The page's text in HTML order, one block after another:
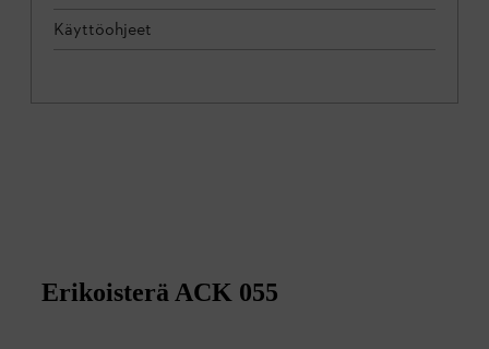
Käyttöohjeet
Erikoisterä ACK 055